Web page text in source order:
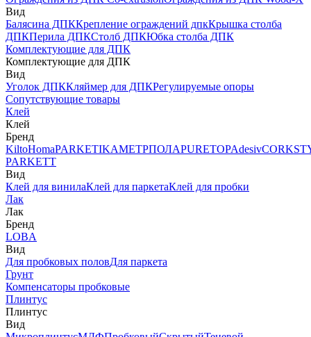
Вид
Балясина ДПККрепление ограждений дпкКрышка столба
ДПКПерила ДПКСтолб ДПКЮбка столба ДПК
Комплектующие для ДПК
Комплектующие для ДПК
Вид
Уголок ДПККляймер для ДПКРегулируемые опоры
Сопутствующие товары
Клей
Клей
Бренд
KiltoHomaPARKETIKAМЕТРПОЛАPURETOPAdesiv
PARKETT
Вид
Клей для винилаКлей для паркетаКлей для пробки
Лак
Лак
Бренд
LOBA
Вид
Для пробковых половДля паркета
Грунт
Компенсаторы пробковые
Плинтус
Плинтус
Вид